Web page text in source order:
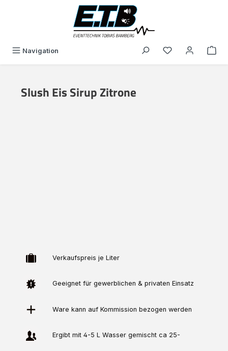
Navigation You have 0
Slush Eis Sirup Zitrone
Verkaufspreis je Liter
Geeignet für gewerblichen & privaten Einsatz
Ware kann auf Kommission bezogen werden
Ergibt mit 4-5 L Wasser gemischt ca 25-